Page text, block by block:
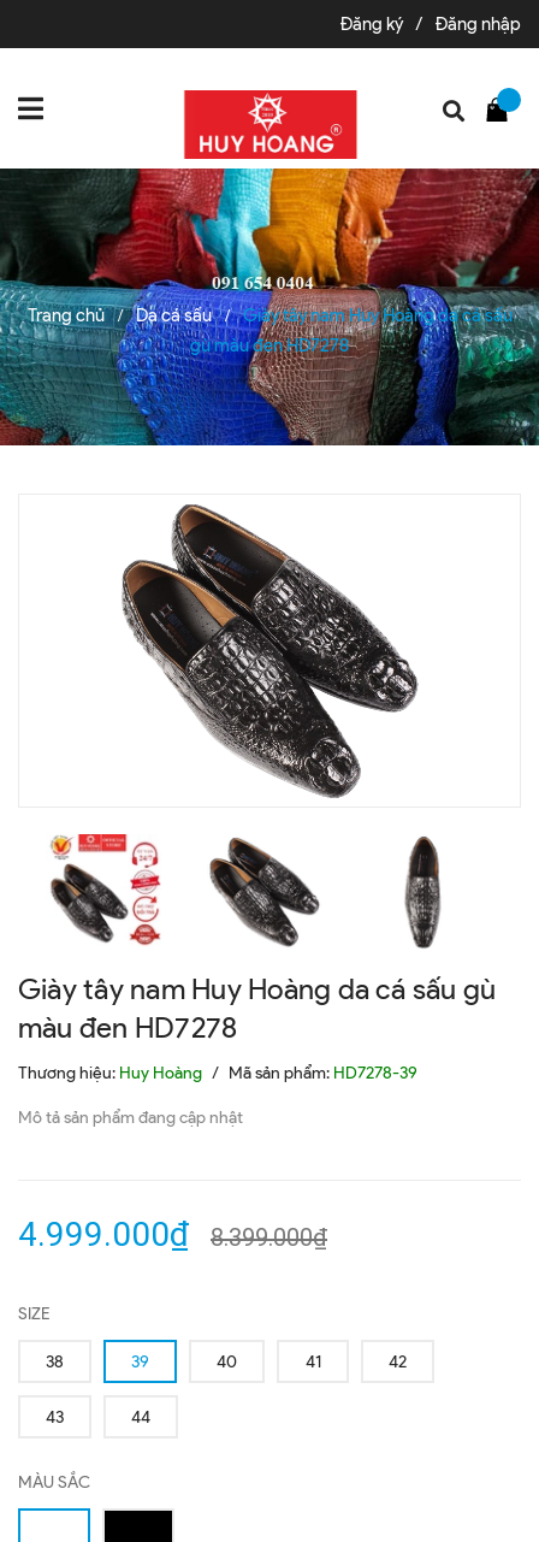
Đăng ký / Đăng nhập
Trang chủ / Da cá sấu /
Giày tây nam Huy Hoàng da cá sấu
gù màu đen HD7278
Giày tây nam Huy Hoàng da cá sấu gù
màu đen HD7278
Thương hiệu: Huy Hoàng / Mã sản phẩm: HD7278-39
Mô tả sản phẩm đang cập nhật
4.999.000₫ 8.399.000₫
SIZE
38 39 40 41 42
43 44
MÀU SẮC